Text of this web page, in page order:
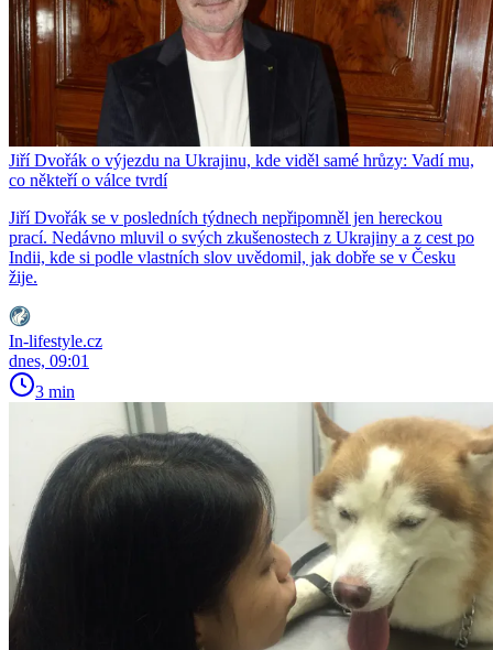
Jiří Dvořák o výjezdu na Ukrajinu, kde viděl samé hrůzy: Vadí mu,
co někteří o válce tvrdí
Jiří Dvořák se v posledních týdnech nepřipomněl jen hereckou
prací. Nedávno mluvil o svých zkušenostech z Ukrajiny a z cest po
Indii, kde si podle vlastních slov uvědomil, jak dobře se v Česku
žije.
In-lifestyle.cz
dnes, 09:01
3 min